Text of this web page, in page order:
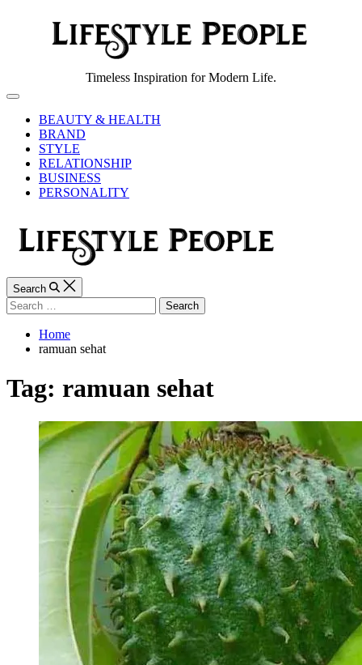
People
Timeless Inspiration for Modern Life.
Off
CanvasBEAUTY & HEALTH
BRAND
STYLE
RELATIONSHIP
BUSINESS
PERSONALITY
Search
Search
for:
Home
ramuan sehat
Tag: ramuan sehat